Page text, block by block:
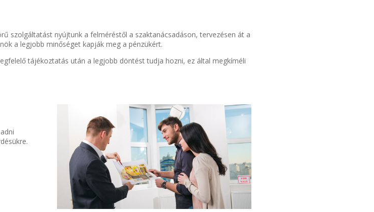
szolgáltatást nyújtunk a felméréstől a szaktanácsadáson, tervezésen át a
a legjobb minőséget kapják meg a pénzükért.
tájékoztatás után a legjobb döntést tudja hozni, ez által megkíméli